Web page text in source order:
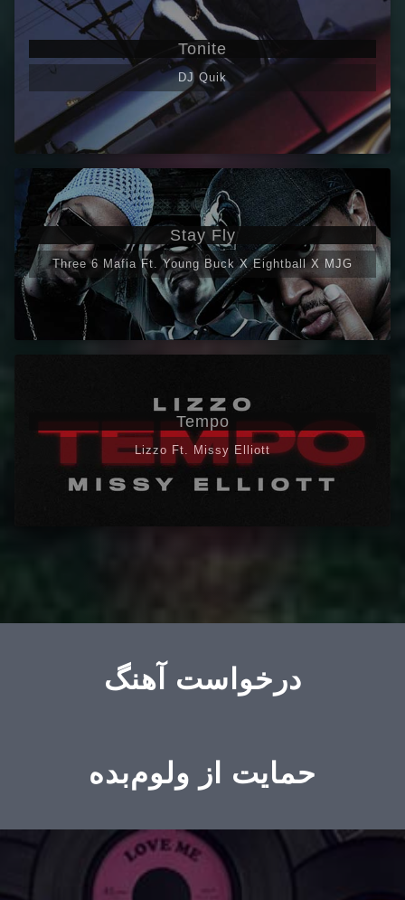
Tonite
DJ Quik
Stay Fly
Three 6 Mafia Ft. Young Buck X Eightball X MJG
Tempo
Lizzo Ft. Missy Elliott
درخواست آهنگ
حمایت از ولوم‌بده